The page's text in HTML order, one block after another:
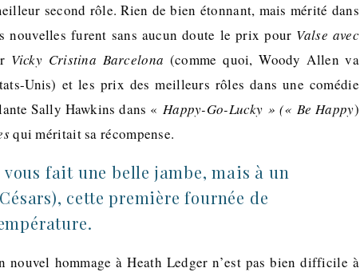
second rôle. Rien de bien étonnant, mais mérité dans
nouvelles furent sans aucun doute le prix pour Valse avec
Vicky Cristina Barcelona (comme quoi, Woody Allen va
Unis) et les prix des meilleurs rôles dans une comédie
Sally Hawkins dans « Happy-Go-Lucky » (« Be Happy)
qui méritait sa récompense.
vous fait une belle jambe, mais à un
cette première fournée de
hommage à Heath Ledger n’est pas bien difficile à